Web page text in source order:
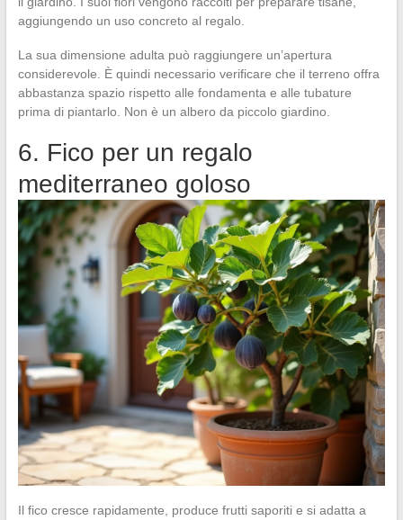
aggiungendo un uso concreto al regalo.
La sua dimensione adulta può raggiungere un’apertura
considerevole. È quindi necessario verificare che il terreno offra
abbastanza spazio rispetto alle fondamenta e alle tubature
prima di piantarlo. Non è un albero da piccolo giardino.
6. Fico per un regalo
mediterraneo goloso
Il fico cresce rapidamente, produce frutti saporiti e si adatta a